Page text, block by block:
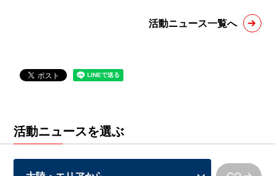
活動ニュース一覧へ
活動ニュースを選ぶ